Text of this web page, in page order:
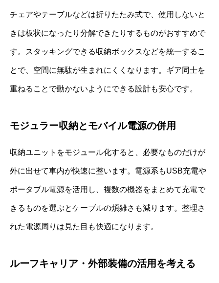
チェアやテーブルなどは折りたたみ式で、使用しないと
きは板状になったり分解できたりするものがおすすめで
す。スタッキングできる収納ボックスなどを統一するこ
とで、空間に無駄が生まれにくくなります。ギア同士を
重ねることで動かないようにできる設計も安心です。
モジュラー収納とモバイル電源の併用
収納ユニットをモジュール化すると、必要なものだけが
外に出せて車内が快速に整います。電源系もUSB充電や
ポータブル電源を活用し、複数の機器をまとめて充電で
きるものを選ぶとケーブルの煩雑さも減ります。整理さ
れた電源周りは見た目も快適になります。
ルーフキャリア・外部装備の活用を考える